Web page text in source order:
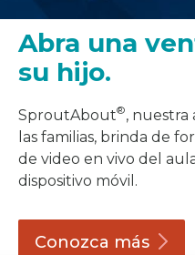
Abra una
su hijo.
SproutAbout®, nuestra
las familias, brinda de
de video en vivo del
dispositivo móvil.
Conozca más